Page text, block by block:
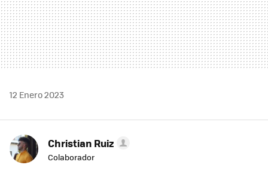
12 Enero 2023
Christian Ruiz
Colaborador